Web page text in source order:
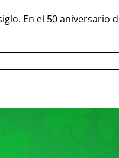
En el 50 aniversario